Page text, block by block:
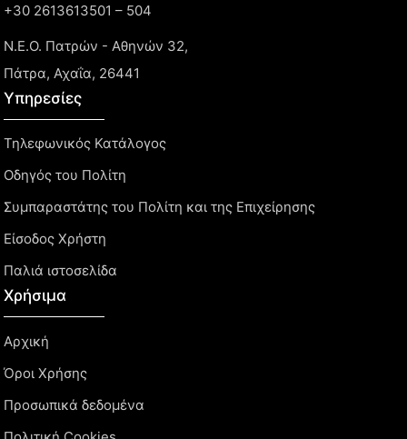
+30 2613613501 – 504
Ν.Ε.Ο. Πατρών - Αθηνών 32,
Πάτρα, Αχαΐα, 26441
Υπηρεσίες
Τηλεφωνικός Κατάλογος
Οδηγός του Πολίτη
Συμπαραστάτης του Πολίτη και της Επιχείρησης
Είσοδος Χρήστη
Παλιά ιστοσελίδα
Χρήσιμα
Αρχική
Όροι Χρήσης
Προσωπικά δεδομένα